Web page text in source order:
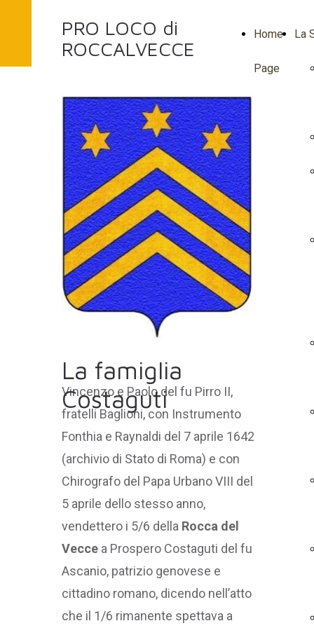
Home
Page
La
PRO LOCO di
ROCCALVECCE
La famiglia
Costaguti
Vincenzo e Paolo del fu Pirro II,
fratelli Baglioni, con Instrumento
Fonthia e Raynaldi del 7 aprile 1642
(archivio di Stato di Roma) e con
Chirografo del Papa Urbano VIII del
5 aprile dello stesso anno,
vendettero i 5/6 della Rocca del
Vecce a Prospero Costaguti del fu
Ascanio, patrizio genovese e
cittadino romano, dicendo nell’atto
che il 1/6 rimanente spettava a